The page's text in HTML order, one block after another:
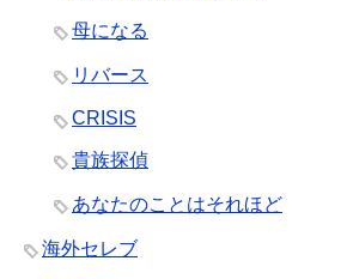
母になる
リバース
CRISIS
貴族探偵
あなたのことはそれほど
海外セレブ